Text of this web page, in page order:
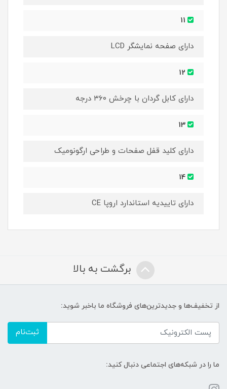
دارای صفحه نمایشگر LCD
دارای کابل گردان با چرخش ۳۶۰ درجه
دارای کلید قفل صفحات و طراحی ارگونومیک
دارای تاییدیه استاندارد اروپا CE
برگشت به بالا
از تخفیف‌ها و جدیدترین‌های فروشگاه ما باخبر شوید:
ثبت‌نام
ما را در شبکه‌های اجتماعی دنبال کنید: